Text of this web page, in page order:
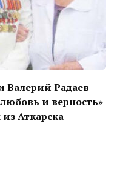
Валерий Радаев
и верность»
Аткарска